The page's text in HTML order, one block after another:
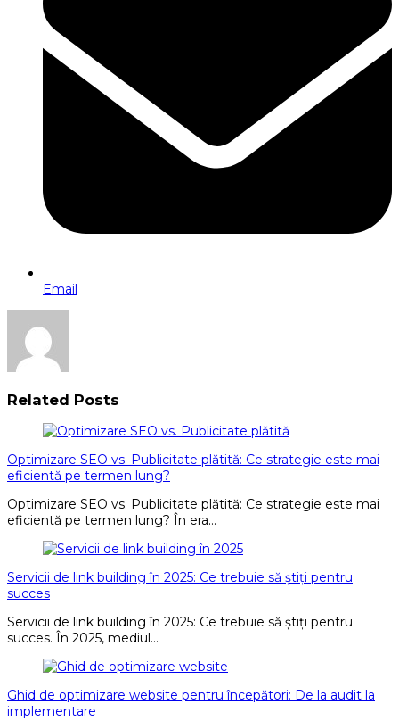
Email
Related Posts
Optimizare SEO vs. Publicitate plătită: Ce strategie este mai
eficientă pe termen lung?
Optimizare SEO vs. Publicitate plătită: Ce strategie este mai
eficientă pe termen lung? În era…
Servicii de link building în 2025: Ce trebuie să știți pentru
succes
Servicii de link building în 2025: Ce trebuie să știți pentru
succes. În 2025, mediul…
Ghid de optimizare website pentru începători: De la audit la
implementare